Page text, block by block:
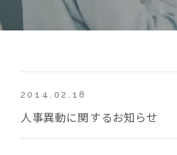
2014.02.18
人事異動に関するお知らせ